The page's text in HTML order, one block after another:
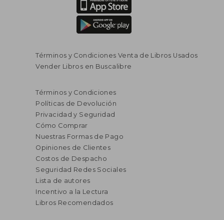
Términos y Condiciones Venta de Libros Usados
Vender Libros en Buscalibre
Términos y Condiciones
Políticas de Devolución
Privacidad y Seguridad
Cómo Comprar
Nuestras Formas de Pago
Opiniones de Clientes
Costos de Despacho
Seguridad Redes Sociales
Lista de autores
Incentivo a la Lectura
Libros Recomendados